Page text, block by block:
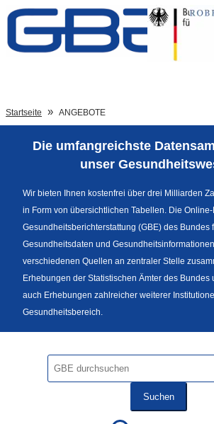
Zum Inhalt
Sprachumschaltung
Fußzeile
Startseite ANGEBOTE
Die umfangreichste
unser
Wir bieten Ihnen kostenfrei über drei Milliarden
in Form von übersichtlichen Tabellen. Die
Gesundheitsberichterstattung (GBE) des Bundes
Gesundheitsdaten und
verschiedenen Quellen an zentraler Stelle
Erhebungen der Statistischen Ämter des Bundes
auch Erhebungen zahlreicher weiterer
Gesundheitsbereich.
Suchen